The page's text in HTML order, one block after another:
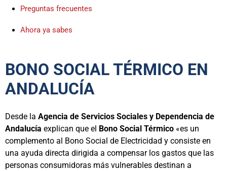
Preguntas frecuentes
Ahora ya sabes
BONO SOCIAL TÉRMICO EN
ANDALUCÍA
Desde la Agencia de Servicios Sociales y Dependencia de
Andalucía explican que el Bono Social Térmico «es un
complemento al Bono Social de Electricidad y consiste en
una ayuda directa dirigida a compensar los gastos que las
personas consumidoras más vulnerables destinan a